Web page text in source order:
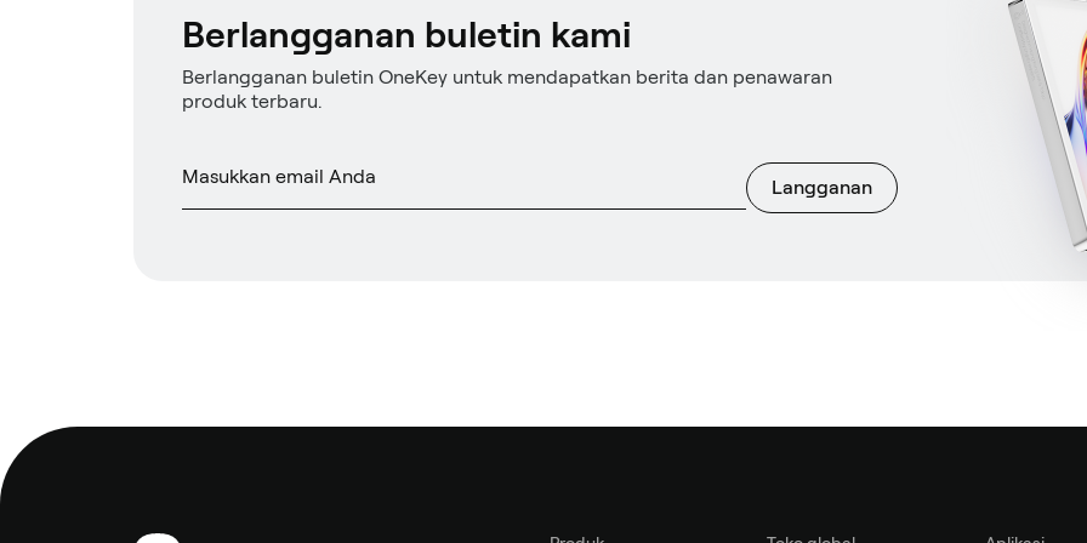
Berlangganan buletin kami
Berlangganan buletin OneKey untuk mendapatkan berita dan penawaran
produk terbaru.
Langganan